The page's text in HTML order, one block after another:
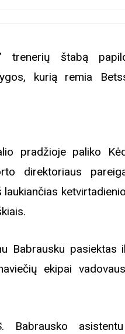
trenerių štabą
kurią remia
pradžioje paliko
direktoriaus
Babrausku pasiektas
ekipai
Babrausko